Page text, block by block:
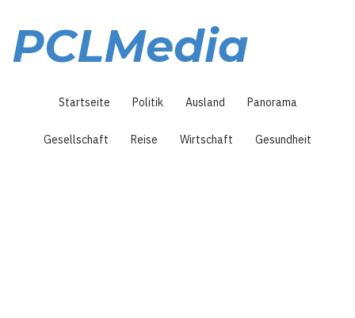
Inhalt
PCLMedia
Startseite Politik Ausland Panorama
Gesellschaft Reise Wirtschaft Gesundheit